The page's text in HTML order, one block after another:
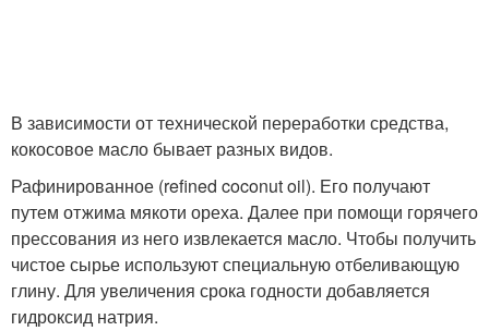
В зависимости от технической переработки средства,
кокосовое масло бывает разных видов.
Рафинированное (refined coconut oil). Его получают
путем отжима мякоти ореха. Далее при помощи горячего
прессования из него извлекается масло. Чтобы получить
чистое сырье используют специальную отбеливающую
глину. Для увеличения срока годности добавляется
гидроксид натрия.